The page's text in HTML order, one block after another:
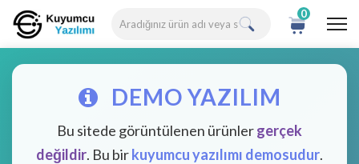
0
DEMO YAZILIM
Bu sitede görüntülenen ürünlergerçek
değildir. Bu birkuyumcu yazılımı demosudur.